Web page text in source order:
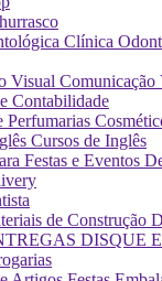
Clínica
Comunicação
Contabilidade
Cursos de Inglês
DISQUE